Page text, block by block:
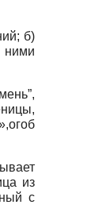
б)
ними
из
с